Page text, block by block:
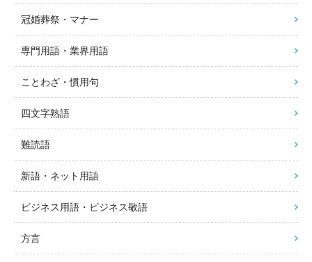
冠婚葬祭・マナー
専門用語・業界用語
ことわざ・慣用句
四文字熟語
難読語
新語・ネット用語
ビジネス用語・ビジネス敬語
方言